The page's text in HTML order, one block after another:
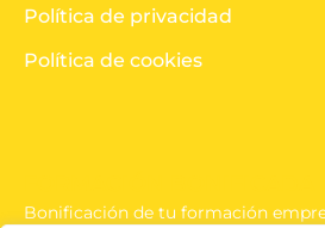
Política de privacidad
Política de cookies
Bonificación de tu formación